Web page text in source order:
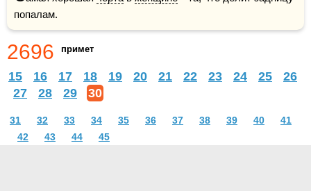
попалам.
2696 примет
15 16 17 18 19 20 21 22 23 24 25
26
27
28 29 30
31 32 33 34 35 36 37 38 39 40
41
42
43 44 45